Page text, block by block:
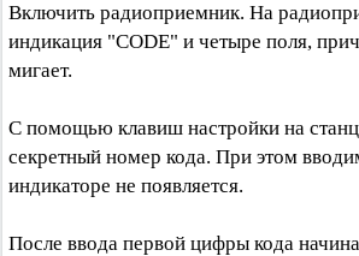
Включить радиоприемник. На
индикация "CODE" и четыре поля,
мигает.
С помощью клавиш настройки на
секретный номер кода. При этом
индикаторе не появляется.
После ввода первой цифры кода